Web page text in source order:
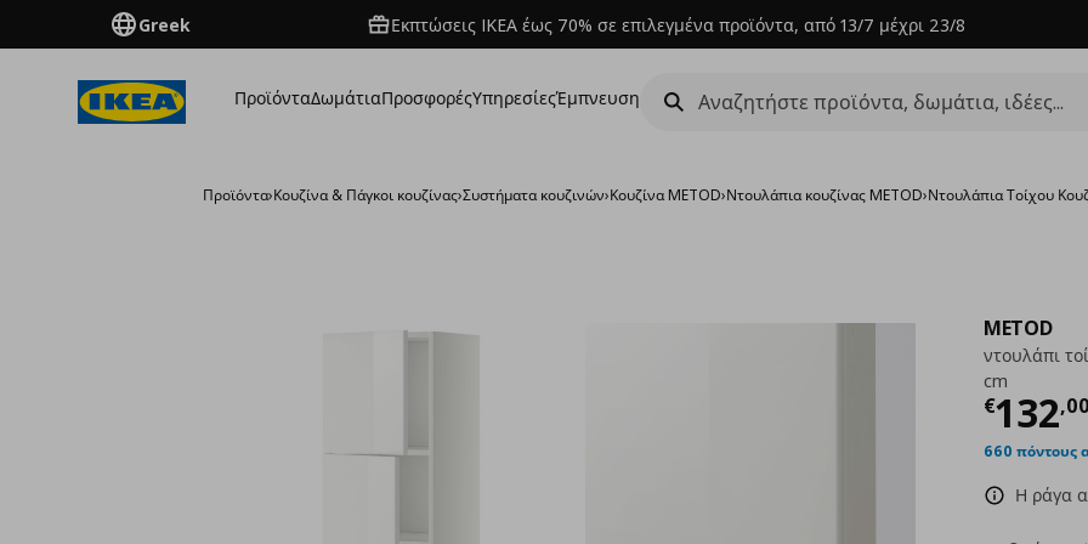
Greek Εκπτώσεις IKEA έως 70% σε επιλεγμένα προϊόντα, από 13/7 μέχρι 23/8
ΠροϊόνταΔωμάτιαΠροσφορέςΥπηρεσίεςΈμπνευση
Προϊόντα›Κουζίνα & Πάγκοι κουζίνας›Συστήματα κουζινών›Κουζίνα METOD›Ντουλάπια κουζίνας METOD›Ντουλάπια Τοίχου
METOD
ντουλάπι
cm
€132,00
660 πόντους
Η ράγα